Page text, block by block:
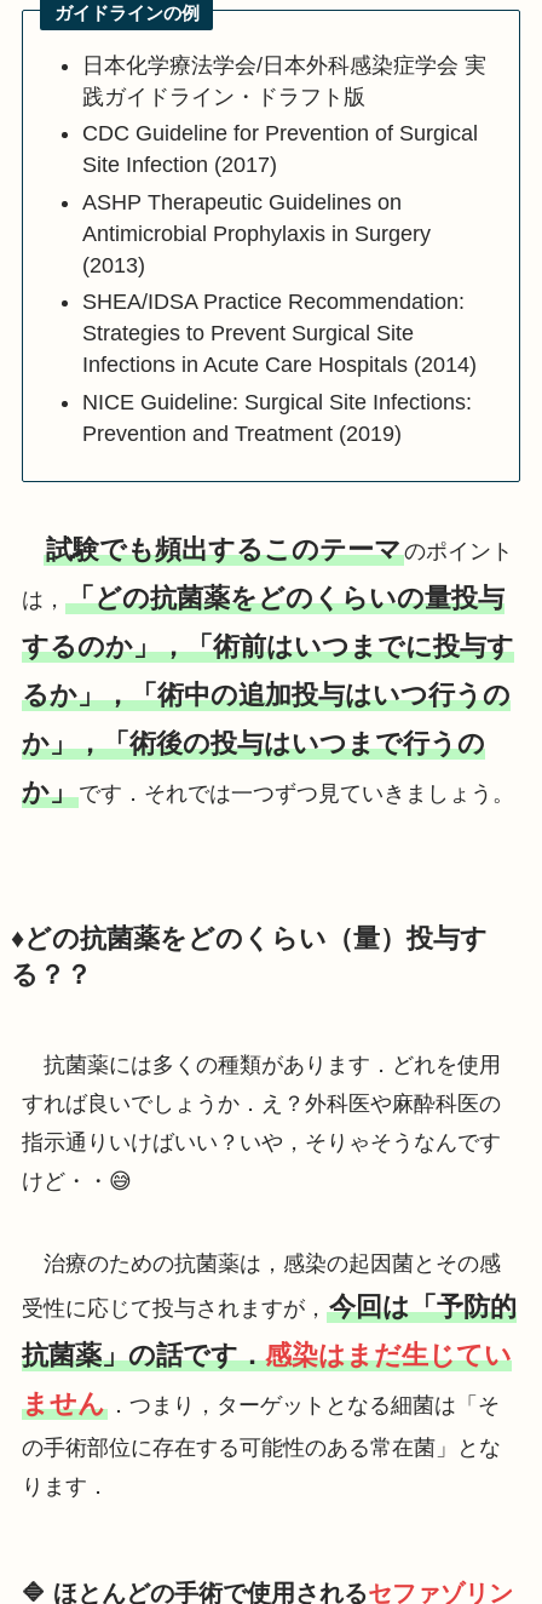
ガイドラインの例
日本化学療法学会/日本外科感染症学会 実
践ガイドライン・ドラフト版
CDC Guideline for Prevention of Surgical
Site Infection (2017)
ASHP Therapeutic Guidelines on
Antimicrobial Prophylaxis in Surgery
(2013)
SHEA/IDSA Practice Recommendation:
Strategies to Prevent Surgical Site
Infections in Acute Care Hospitals (2014)
NICE Guideline: Surgical Site Infections:
Prevention and Treatment (2019)
試験でも頻出するこのテーマのポイント
は， 「どの抗菌薬をどのくらいの量投与
するのか」，「術前はいつまでに投与す
るか」，「術中の追加投与はいつ行うの
か」，「術後の投与はいつまで行うの
か」です．それでは一つずつ見ていきましょう。
♦️どの抗菌薬をどのくらい（量）投与す
る？？
抗菌薬には多くの種類があります．どれを使用
すれば良いでしょうか．え？外科医や麻酔科医の
指示通りいけばいい？いや，そりゃそうなんです
けど・・😅
治療のための抗菌薬は，感染の起因菌とその感
受性に応じて投与されますが， 今回は「予防的
抗菌薬」の話です．感染はまだ生じてい
ません．つまり，ターゲットとなる細菌は「そ
の手術部位に存在する可能性のある常在菌」とな
ります．
🔷 ほとんどの手術で使用されるセファゾリン